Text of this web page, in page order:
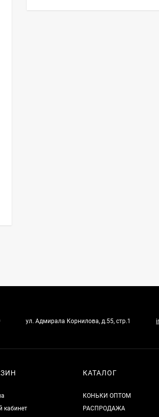
ул. Адмирала Корнилова, д.55, стр.1
кабинет
КАТАЛОГ
КОНЬКИ ОПТОМ
РАСПРОДАЖА